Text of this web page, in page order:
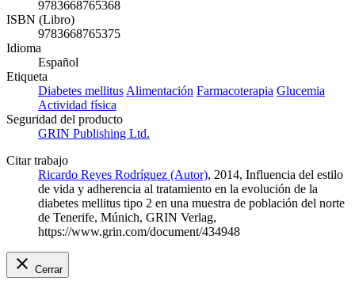
9783668765368
ISBN (Libro)
9783668765375
Idioma
Español
Etiqueta
Diabetes mellitus Alimentación Farmacoterapia Glucemia
Actividad física
Seguridad del producto
GRIN Publishing Ltd.
Citar trabajo
Ricardo Reyes Rodríguez (Autor), 2014, Influencia del estilo
de vida y adherencia al tratamiento en la evolución de la
diabetes mellitus tipo 2 en una muestra de población del norte
de Tenerife, Múnich, GRIN Verlag,
https://www.grin.com/document/434948
Cerrar